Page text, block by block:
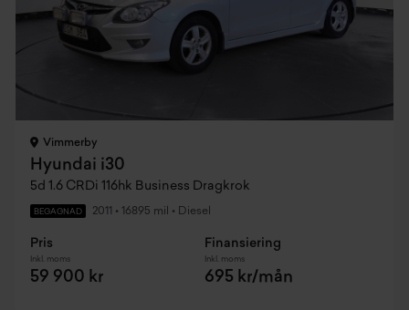
Vimmerby
Hyundai i30
5d 1.6 CRDi 116hk Business Dragkrok
BEGAGNAD 2011 • 16895 mil • Diesel
Pris
Inkl. moms
59 900 kr
Finansiering
Inkl. moms
695 kr/mån